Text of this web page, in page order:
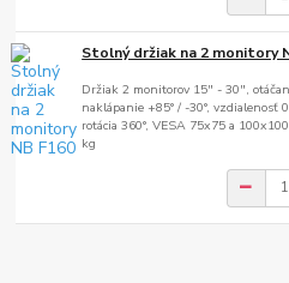
Stolný držiak na 2 monitory
Držiak 2 monitorov 15" - 30",
naklápanie +85° / -30°, vzdialenosť
rotácia 360°, VESA 75x75 a
kg